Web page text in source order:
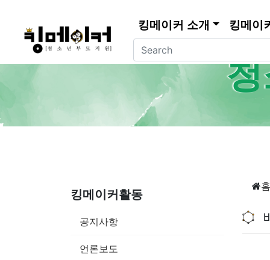
킹메이커 소개 킹메이
청
킹메이커활동
공지사항
언론보도
홈